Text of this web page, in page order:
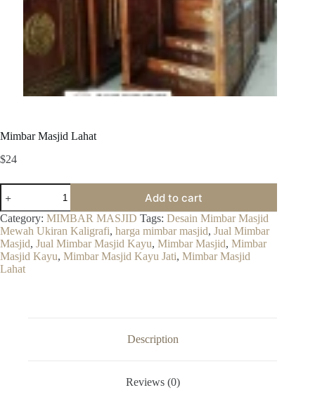
Mimbar Masjid Lahat
$24
Mimbar
Masjid
Lahat
quantity
Add to cart
Category: MIMBAR MASJID Tags: Desain Mimbar Masjid
Mewah Ukiran Kaligrafi, harga mimbar masjid, Jual Mimbar
Masjid, Jual Mimbar Masjid Kayu, Mimbar Masjid, Mimbar
Masjid Kayu, Mimbar Masjid Kayu Jati, Mimbar Masjid
Lahat
Description
Reviews (0)